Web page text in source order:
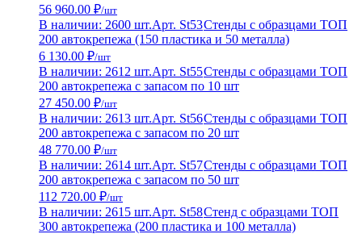
56 960.00 ₽/шт
В наличии: 2600 шт.Арт. St53Стенды с образцами ТОП
200 автокрепежа (150 пластика и 50 металла)
6 130.00 ₽/шт
В наличии: 2612 шт.Арт. St55Стенды с образцами ТОП
200 автокрепежа с запасом по 10 шт
27 450.00 ₽/шт
В наличии: 2613 шт.Арт. St56Стенды с образцами ТОП
200 автокрепежа с запасом по 20 шт
48 770.00 ₽/шт
В наличии: 2614 шт.Арт. St57Стенды с образцами ТОП
200 автокрепежа с запасом по 50 шт
112 720.00 ₽/шт
В наличии: 2615 шт.Арт. St58Стенд с образцами ТОП
300 автокрепежа (200 пластика и 100 металла)